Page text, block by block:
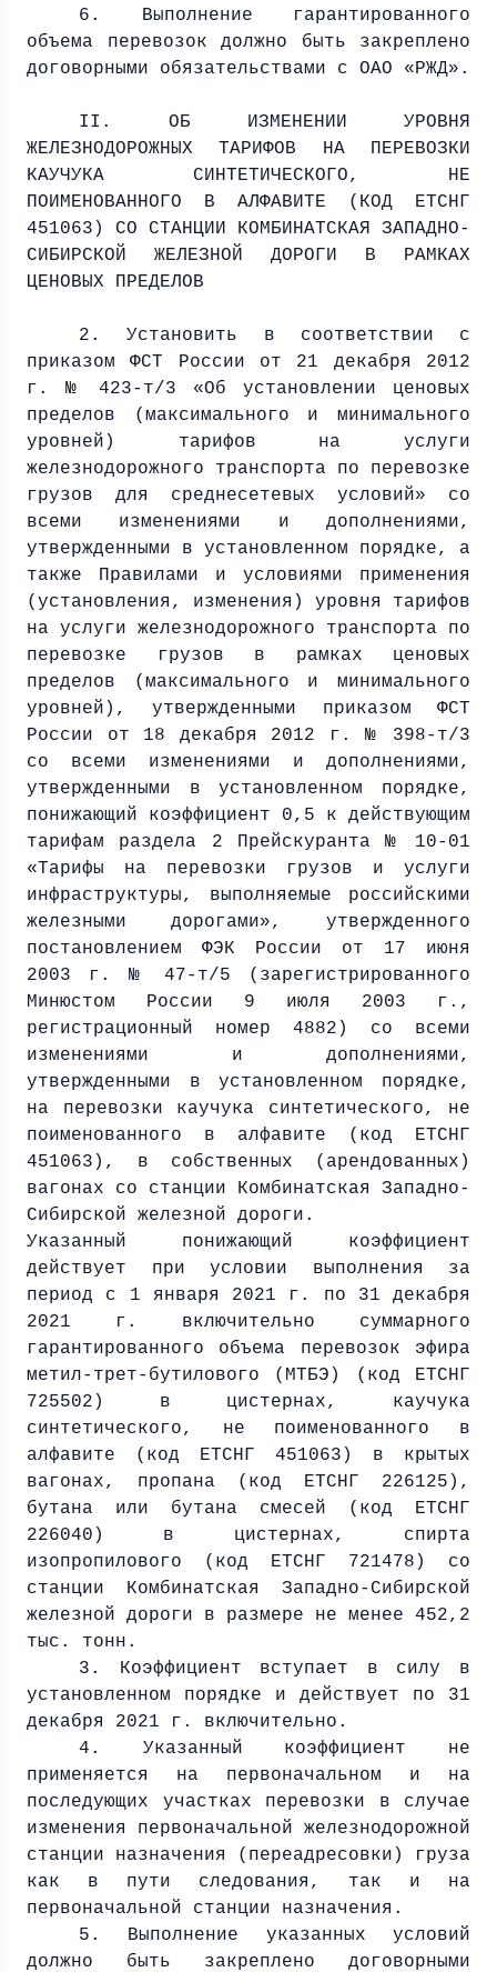
6. Выполнение гарантированного
объема перевозок должно быть закреплено
договорными обязательствами с ОАО «РЖД».
II. ОБ ИЗМЕНЕНИИ УРОВНЯ
ЖЕЛЕЗНОДОРОЖНЫХ ТАРИФОВ НА ПЕРЕВОЗКИ
КАУЧУКА СИНТЕТИЧЕСКОГО, НЕ
ПОИМЕНОВАННОГО В АЛФАВИТЕ (КОД ЕТСНГ
451063) СО СТАНЦИИ КОМБИНАТСКАЯ ЗАПАДНО-
СИБИРСКОЙ ЖЕЛЕЗНОЙ ДОРОГИ В РАМКАХ
ЦЕНОВЫХ ПРЕДЕЛОВ
2. Установить в соответствии с
приказом ФСТ России от 21 декабря 2012
г . № 423-т/3 «Об установлении ценовых
пределов (максимального и минимального
уровней) тарифов на услуги
железнодорожного транспорта по перевозке
грузов для среднесетевых условий» со
всеми изменениями и дополнениями,
утвержденными в установленном порядке, а
также Правилами и условиями применения
(установления, изменения) уровня тарифов
на услуги железнодорожного транспорта по
перевозке грузов в рамках ценовых
пределов (максимального и минимального
уровней), утвержденными приказом ФСТ
России от 18 декабря 2012 г . № 398-т/3
со всеми изменениями и дополнениями,
утвержденными в установленном порядке,
понижающий коэффициент 0,5 к действующим
тарифам раздела 2 Прейскуранта № 10-01
«Тарифы на перевозки грузов и услуги
инфраструктуры, выполняемые российскими
железными дорогами», утвержденного
постановлением ФЭК России от 17 июня
2003 г . № 47-т/5 (зарегистрированного
Минюстом России 9 июля 2003 г .,
регистрационный номер 4882) со всеми
изменениями и дополнениями,
утвержденными в установленном порядке,
на перевозки каучука синтетического, не
поименованного в алфавите (код ЕТСНГ
451063), в собственных (арендованных)
вагонах со станции Комбинатская Западно-
Сибирской железной дороги.
Указанный понижающий коэффициент
действует при условии выполнения за
период с 1 января 2021 г . по 31 декабря
2021 г . включительно суммарного
гарантированного объема перевозок эфира
метил-трет-бутилового (МТБЭ) (код ЕТСНГ
725502) в цистернах, каучука
синтетического, не поименованного в
алфавите (код ЕТСНГ 451063) в крытых
вагонах, пропана (код ЕТСНГ 226125),
бутана или бутана смесей (код ЕТСНГ
226040) в цистернах, спирта
изопропилового (код ЕТСНГ 721478) со
станции Комбинатская Западно-Сибирской
железной дороги в размере не менее 452,2
тыс. тонн.
3. Коэффициент вступает в силу в
установленном порядке и действует по 31
декабря 2021 г . включительно.
4. Указанный коэффициент не
применяется на первоначальном и на
последующих участках перевозки в случае
изменения первоначальной железнодорожной
станции назначения (переадресовки) груза
как в пути следования, так и на
первоначальной станции назначения.
5. Выполнение указанных условий
должно быть закреплено договорными